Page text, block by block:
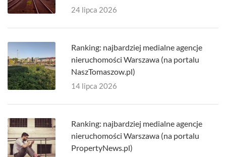
24 lipca 2026
Ranking: najbardziej medialne agencje
nieruchomości Warszawa (na portalu
NaszTomaszow.pl)
14 lipca 2026
Ranking: najbardziej medialne agencje
nieruchomości Warszawa (na portalu
PropertyNews.pl)